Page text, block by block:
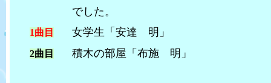
でした。
1曲目 女学生「安達 明」
2曲目 積木の部屋「布施 明」